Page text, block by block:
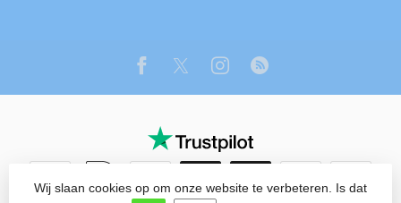
Wij slaan cookies op om onze website te verbeteren. Is dat